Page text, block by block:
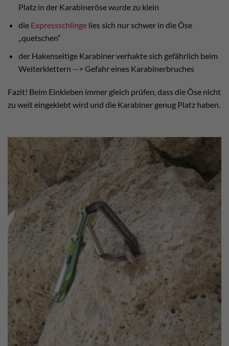
Platz in der Karabineröse wurde zu klein
die Expressschlingelies sich nur schwer in die Öse
„quetschen“
der Hakenseitige Karabiner verhakte sich gefährlich beim
Weiterklettern --> Gefahr eines Karabinerbruches
Fazit! Beim Einkleben immer gleich prüfen, dass die Öse nicht
zu weit eingeklebt wird und die Karabiner genug Platz haben.